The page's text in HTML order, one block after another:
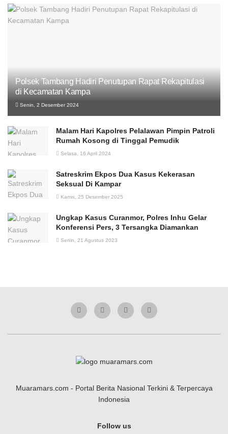
Polsek Tambang Hadiri Penutupan Rapat Rekapitulasi
di Kecamatan Kampa
Senin, 2 Desember 2024
Malam Hari Kapolres Pelalawan Pimpin Patroli
Rumah Kosong di Tinggal Pemudik
Selasa, 16 April 2024
Satreskrim Ekpos Dua Kasus Kekerasan
Seksual Di Kampar
Kamis, 25 Desember 2025
Ungkap Kasus Curanmor, Polres Inhu Gelar
Konferensi Pers, 3 Tersangka Diamankan
Senin, 21 Agustus 2023
Muaramars.com - Portal Berita Nasional Terkini & Terpercaya
Indonesia
Follow us